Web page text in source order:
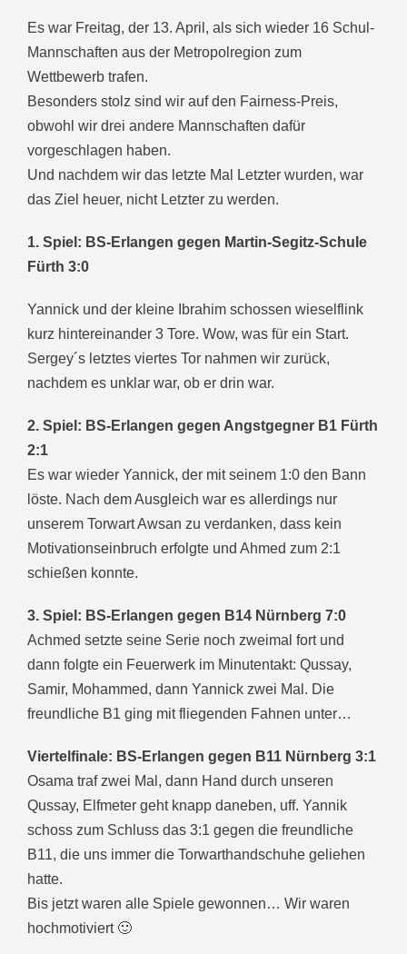
Es war Freitag, der 13. April, als sich wieder 16 Schul-
Mannschaften aus der Metropolregion zum
Wettbewerb trafen.
Besonders stolz sind wir auf den Fairness-Preis,
obwohl wir drei andere Mannschaften dafür
vorgeschlagen haben.
Und nachdem wir das letzte Mal Letzter wurden, war
das Ziel heuer, nicht Letzter zu werden.
1. Spiel: BS-Erlangen gegen Martin-Segitz-Schule
Fürth 3:0
Yannick und der kleine Ibrahim schossen wieselflink
kurz hintereinander 3 Tore. Wow, was für ein Start.
Sergey´s letztes viertes Tor nahmen wir zurück,
nachdem es unklar war, ob er drin war.
2. Spiel: BS-Erlangen gegen Angstgegner B1 Fürth
2:1
Es war wieder Yannick, der mit seinem 1:0 den Bann
löste. Nach dem Ausgleich war es allerdings nur
unserem Torwart Awsan zu verdanken, dass kein
Motivationseinbruch erfolgte und Ahmed zum 2:1
schießen konnte.
3. Spiel: BS-Erlangen gegen B14 Nürnberg 7:0
Achmed setzte seine Serie noch zweimal fort und
dann folgte ein Feuerwerk im Minutentakt: Qussay,
Samir, Mohammed, dann Yannick zwei Mal. Die
freundliche B1 ging mit fliegenden Fahnen unter…
Viertelfinale: BS-Erlangen gegen B11 Nürnberg 3:1
Osama traf zwei Mal, dann Hand durch unseren
Qussay, Elfmeter geht knapp daneben, uff. Yannik
schoss zum Schluss das 3:1 gegen die freundliche
B11, die uns immer die Torwarthandschuhe geliehen
hatte.
Bis jetzt waren alle Spiele gewonnen… Wir waren
hochmotiviert 🙂